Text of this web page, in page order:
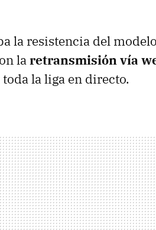
la resistencia del
laretransmisión vía
la liga en directo.